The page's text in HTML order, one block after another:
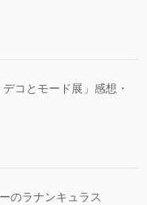
コとモード展」感想・
のラナンキュラス